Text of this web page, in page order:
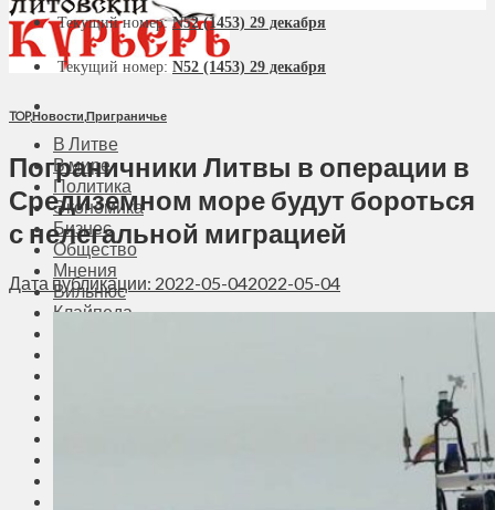
В Литве
В мире
Политика
Экономика
Бизнес
Общество
Мнения
Вильнюс
Клайпеда
Текущий номер:N52 (1453) 29 декабря
Текущий номер: N52 (1453) 29 декабря
TOP,Новости,Приграничье
Пограничники Литвы в операции в
Средиземном море будут бороться
с нелегальной миграцией
Дата публикации: 2022-05-042022-05-04